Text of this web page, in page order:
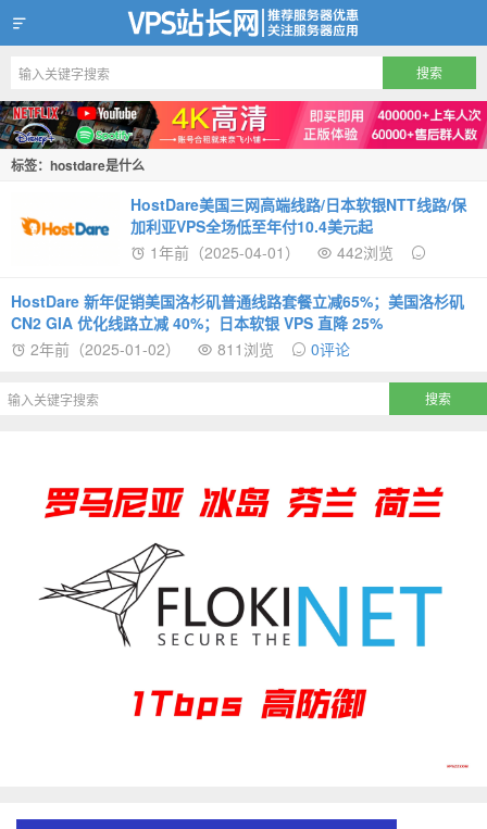
VPS站长网
标签：hostdare是什么
HostDare美国三网高端线路/日本软银NTT线路/保
加利亚VPS全场低至年付10.4美元起
1年前（2025-04-01）
442浏览
HostDare 新年促销美国洛杉矶普通线路套餐立减65%；美国洛杉矶
CN2 GIA 优化线路立减 40%；日本软银 VPS 直降 25%
2年前（2025-01-02）
811浏览 0评论